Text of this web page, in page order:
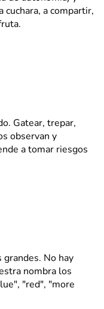
cuchara, a compartir,
Gatear, trepar,
observan y
a tomar riesgos
No hay
nombra los
"red", "more